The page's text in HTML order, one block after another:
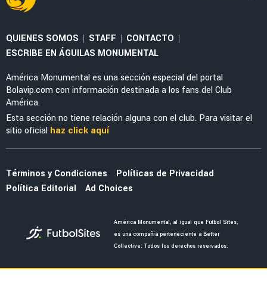
NOTICIAS
Guillermo Ochoa tendría nueva estafeta en
América tras retirarse